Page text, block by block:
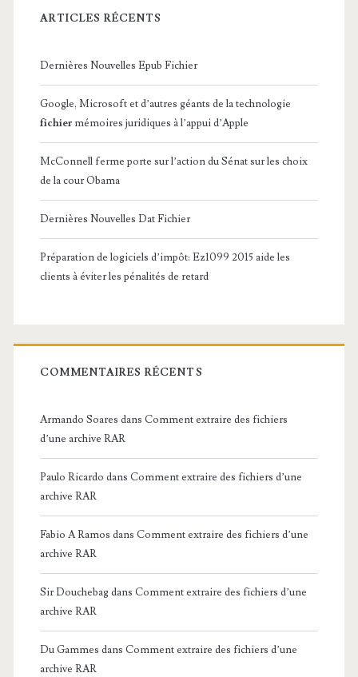
ARTICLES RÉCENTS
Dernières Nouvelles Epub Fichier
Google, Microsoft et d’autres géants de la technologie
fichier mémoires juridiques à l’appui d’Apple
McConnell ferme porte sur l’action du Sénat sur les choix
de la cour Obama
Dernières Nouvelles Dat Fichier
Préparation de logiciels d’impôt: Ez1099 2015 aide les
clients à éviter les pénalités de retard
COMMENTAIRES RÉCENTS
Armando Soares dans Comment extraire des fichiers
d’une archive RAR
Paulo Ricardo dans Comment extraire des fichiers d’une
archive RAR
Fabio A Ramos dans Comment extraire des fichiers d’une
archive RAR
Sir Douchebagdans Comment extraire des fichiers d’une
archive RAR
Du Gammes dans Comment extraire des fichiers d’une
archive RAR